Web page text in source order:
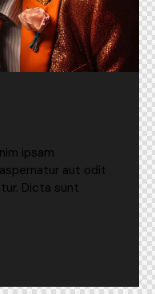
ipsam
aut odit
Dicta sunt